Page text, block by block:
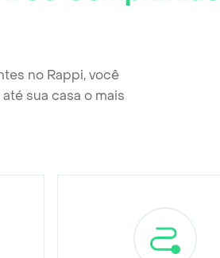
no Rappi, você
sua casa o mais